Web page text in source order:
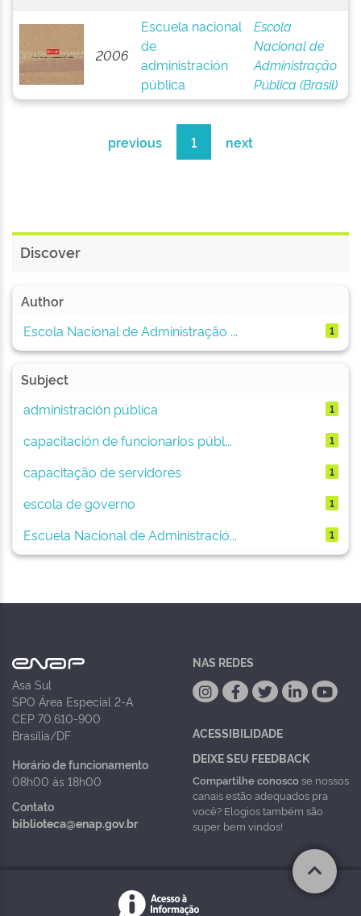
2006
Escuela nacional
de
administración
pública
Escola
Nacional de
Administração
Pública (Brasil)
previous 1 next
Discover
Author
Escola Nacional de Administração ...
1
Subject
administración pública
1
capacitación de funcionarios públ... 1
capacitação de servidores 1
escola de governo 1
Escuela Nacional de Administració... 1
Asa Sul
SPO Área Especial 2-A
CEP 70.610-900
Brasília/DF
Horário de funcionamento
08h00 às 18h00
Contato
biblioteca@enap.gov.br
NAS REDES
ACESSIBILIDADE
DEIXE SEU FEEDBACK
Compartilhe conoscose nossos
canais estão adequados pra
você? Elogios também são
super bem vindos!